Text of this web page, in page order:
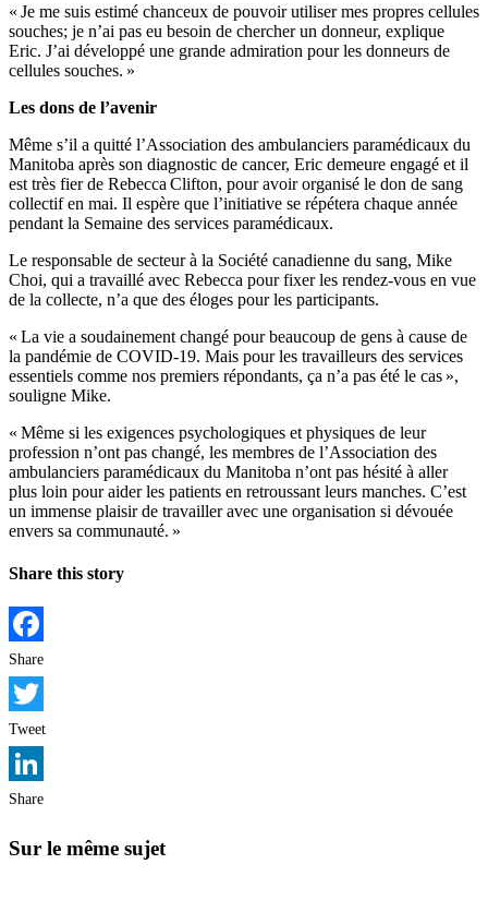
« Je me suis estimé chanceux de pouvoir utiliser mes propres cellules
souches; je n’ai pas eu besoin de chercher un donneur, explique
Eric. J’ai développé une grande admiration pour les donneurs de
cellules souches. »
Les dons de l’avenir
Même s’il a quitté l’Association des ambulanciers paramédicaux du
Manitoba après son diagnostic de cancer, Eric demeure engagé et il
est très fier de Rebecca Clifton, pour avoir organisé le don de sang
collectif en mai. Il espère que l’initiative se répétera chaque année
pendant la Semaine des services paramédicaux.
Le responsable de secteur à la Société canadienne du sang, Mike
Choi, qui a travaillé avec Rebecca pour fixer les rendez-vous en vue
de la collecte, n’a que des éloges pour les participants.
« La vie a soudainement changé pour beaucoup de gens à cause de
la pandémie de COVID-19. Mais pour les travailleurs des services
essentiels comme nos premiers répondants, ça n’a pas été le cas »,
souligne Mike.
« Même si les exigences psychologiques et physiques de leur
profession n’ont pas changé, les membres de l’Association des
ambulanciers paramédicaux du Manitoba n’ont pas hésité à aller
plus loin pour aider les patients en retroussant leurs manches. C’est
un immense plaisir de travailler avec une organisation si dévouée
envers sa communauté. »
Share this story
Facebook
Share
Twitter
Tweet
LinkedIn
Share
Sur le même sujet